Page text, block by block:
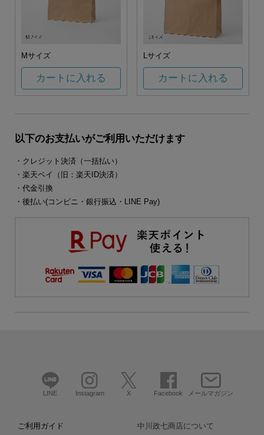
Mサイズ
カートに入れる
Lサイズ
カートに入れる
以下のお支払いがご利用いただけます
・クレジット決済（一括払い）
・楽天ペイ（旧：楽天ID決済）
・代金引換
・後払い(コンビニ・銀行振込・LINE Pay)
LINE Instagram X Facebook メールマガジン
ご利用ガイド 中川政七商店について